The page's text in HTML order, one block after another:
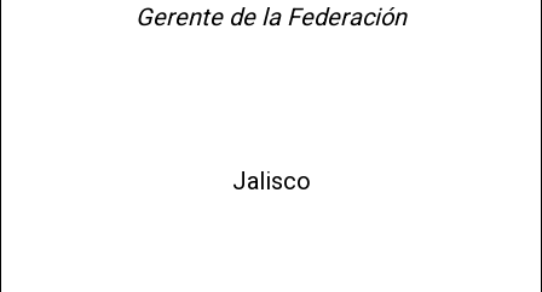
Gerente de la Federación
Jalisco